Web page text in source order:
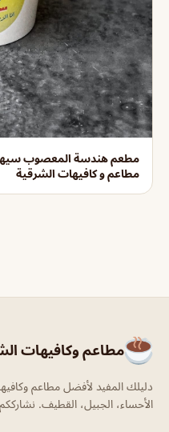
مطعم هندسة المعصوب
مطاعم و كافيهات الشرقية
مطاعم وكافيهات
دليلك المفيد لأفضل مطاعم
الأحساء، الجبيل، القطيف.